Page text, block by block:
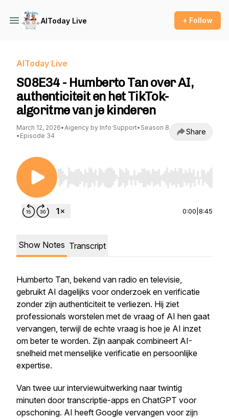
AIToday Live + Follow
AIToday Live
S08E34 - Humberto Tan over AI,
authenticiteit en het TikTok-
algoritme van je kinderen
March 12, 2026•Aigency by Info Support• Season 8
• Episode 34 Share
Use Left/Right to seek, Home/End to jump to
0:00 8:45
Show Notes Transcript
Humberto Tan, bekend van radio en televisie,
gebruikt AI dagelijks voor onderzoek en verificatie
zonder zijn authenticiteit te verliezen. Hij ziet
professionals worstelen met de vraag of AI hen gaat
vervangen, terwijl de echte vraag is hoe je AI inzet
om beter te worden. Zijn aanpak combineert AI-
snelheid met menselijke verificatie en persoonlijke
expertise.
Van twee uur interviewuitwerking naar twintig
minuten door transcriptie-apps en ChatGPT voor
opschoning. AI heeft Google vervangen voor zijn